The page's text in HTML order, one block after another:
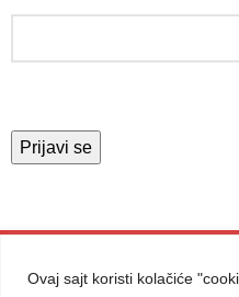
Ovaj sajt koristi kolačiće
© Copyright Vamos